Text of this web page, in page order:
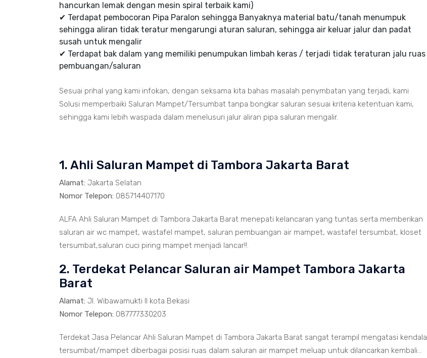
hancurkan lemak dengan mesin spiral terbaik kami)
✔ Terdapat pembocoran Pipa Paralon sehingga Banyaknya material batu/tanah menumpuk
sehingga aliran tidak teratur mengarungi aturan saluran, sehingga air keluar jalur dan padat
susah untuk mengalir
✔ Terdapat bak dalam yang memiliki penumpukan limbah keras / terjadi tidak teraturan jalu ruas
pembuangan/saluran
Sesuai prihal yang kami infokan, dengan seksama kita bahas masalah penymbatan yang terjadi, kami
Solusi memperbaiki Saluran Mampet/Tersumbat tanpa bongkar saluran sesuai kriteria ketentuan kami,
sehingga kami lebih waspada dalam menelusuri jalur aliran pipa saluran mengalir.
1. Ahli Saluran Mampet di Tambora Jakarta Barat
Alamat: Jakarta Selatan
Nomor Telepon: 085714407170
ALFA Ahli Saluran Mampet di Tambora Jakarta Barat menepati kelancaran yang tuntas serta memberikan
saluran air wc mampet, wastafel mampet, saluran pembuangan air mampet, wastafel tersumbat, kloset
tersumbat,saluran cuci piring mampet menjadi lancar!!.
2. Terdekat Pelancar Saluran air Mampet Tambora Jakarta
Barat
Alamat: Jl. Wibawamukti II kota Bekasi
Nomor Telepon: 087777330203
Terdekat Jasa Pelancar Ahli Saluran Mampet di Tambora Jakarta Barat sangat terampil mengatasi kendala
tersumbat/mampet diberbagai posisi ruas dalam saluran air mampet meluap untuk dilancarkan kembali...